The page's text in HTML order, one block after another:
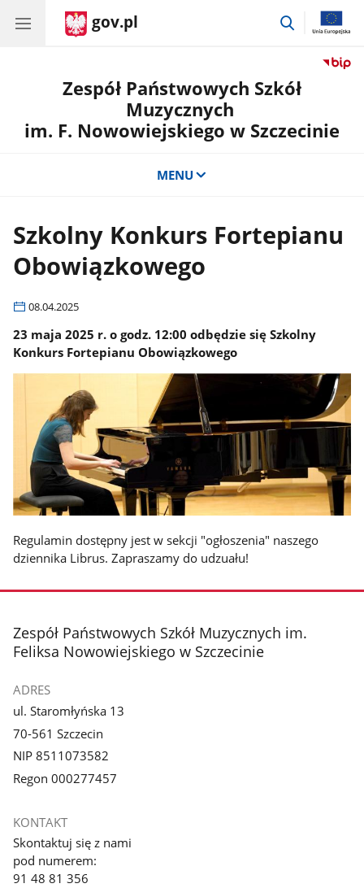
gov.pl
przejdź
Zespół Państwowych Szkół
Muzycznych
im. F. Nowowiejskiego w Szczecinie
MENU
Szkolny Konkurs Fortepianu
Obowiązkowego
08.04.2025
23 maja 2025 r. o godz. 12:00 odbędzie się Szkolny
Konkurs Fortepianu Obowiązkowego
Regulamin dostępny jest w sekcji "ogłoszenia" naszego
dziennika Librus. Zapraszamy do udzuału!
stopka
Zespół Państwowych Szkół Muzycznych im.
Feliksa Nowowiejskiego w Szczecinie
ADRES
ul. Staromłyńska 13
70-561 Szczecin
NIP 8511073582
Regon 000277457
KONTAKT
Skontaktuj się z nami
pod numerem:
91 48 81 356